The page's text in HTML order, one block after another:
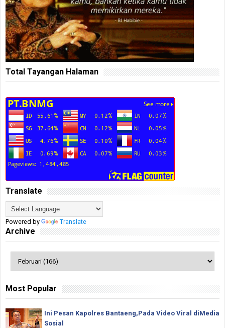
Total Tayangan Halaman
Translate
Powered by Translate
Archive
Most Popular
Ini Pesan Kapolres Bantaeng,Pada Video Viral diMedia
Sosial